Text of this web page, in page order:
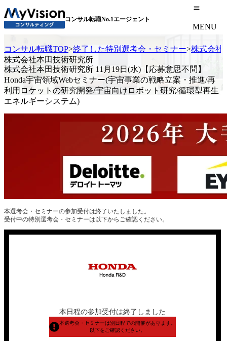
コンサル転職No.1エージェント
MENU
コンサル転職TOP>終了した特別選考会・セミナー>株式会社
株式会社本田技術研究所
株式会社本田技術研究所 11月19日(水)【応募意思不問】
Honda宇宙領域Webセミナー(宇宙事業の戦略立案・推進/再
利用ロケットの研究開発/宇宙向けロボット研究/循環型再生
エネルギーシステム)
本選考会・セミナーの参加受付は終了いたしました。
受付中の特別選考会・セミナーは以下からご確認ください。
本日程の参加受付は終了しました
本選考会・セミナーは別日程での開催があります。
以下をご確認ください。